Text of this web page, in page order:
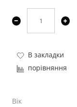
В закладки
порівняння
Вік